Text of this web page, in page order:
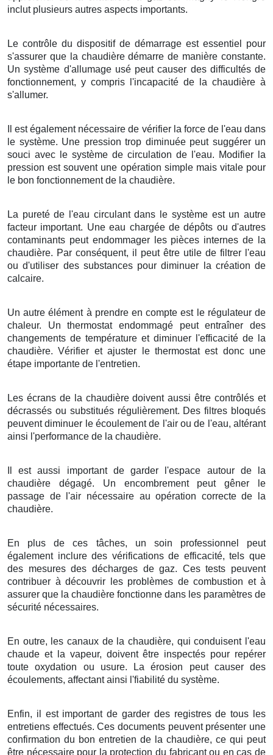
inclut plusieurs autres aspects importants.
Le contrôle du dispositif de démarrage est essentiel pour
s'assurer que la chaudière démarre de manière constante.
Un système d'allumage usé peut causer des difficultés de
fonctionnement, y compris l'incapacité de la chaudière à
s'allumer.
Il est également nécessaire de vérifier la force de l'eau dans
le système. Une pression trop diminuée peut suggérer un
souci avec le système de circulation de l'eau. Modifier la
pression est souvent une opération simple mais vitale pour
le bon fonctionnement de la chaudière.
La pureté de l'eau circulant dans le système est un autre
facteur important. Une eau chargée de dépôts ou d'autres
contaminants peut endommager les pièces internes de la
chaudière. Par conséquent, il peut être utile de filtrer l'eau
ou d'utiliser des substances pour diminuer la création de
calcaire.
Un autre élément à prendre en compte est le régulateur de
chaleur. Un thermostat endommagé peut entraîner des
changements de température et diminuer l'efficacité de la
chaudière. Vérifier et ajuster le thermostat est donc une
étape importante de l'entretien.
Les écrans de la chaudière doivent aussi être contrôlés et
décrassés ou substitués régulièrement. Des filtres bloqués
peuvent diminuer le écoulement de l'air ou de l'eau, altérant
ainsi l'performance de la chaudière.
Il est aussi important de garder l'espace autour de la
chaudière dégagé. Un encombrement peut gêner le
passage de l'air nécessaire au opération correcte de la
chaudière.
En plus de ces tâches, un soin professionnel peut
également inclure des vérifications de efficacité, tels que
des mesures des décharges de gaz. Ces tests peuvent
contribuer à découvrir les problèmes de combustion et à
assurer que la chaudière fonctionne dans les paramètres de
sécurité nécessaires.
En outre, les canaux de la chaudière, qui conduisent l'eau
chaude et la vapeur, doivent être inspectés pour repérer
toute oxydation ou usure. La érosion peut causer des
écoulements, affectant ainsi l'fiabilité du système.
Enfin, il est important de garder des registres de tous les
entretiens effectués. Ces documents peuvent présenter une
confirmation du bon entretien de la chaudière, ce qui peut
être nécessaire pour la protection du fabricant ou en cas de